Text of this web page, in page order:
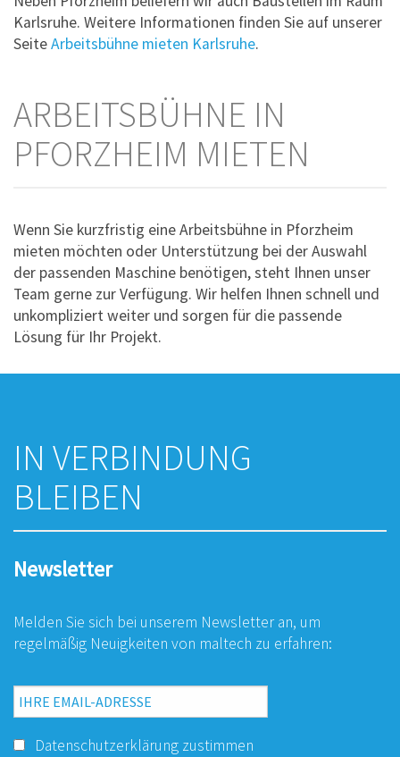
Karlsruhe. Weitere Informationen finden Sie auf unserer
SeiteArbeitsbühne mieten Karlsruhe.
ARBEITSBÜHNE IN
PFORZHEIM MIETEN
Wenn Sie kurzfristig eine Arbeitsbühne in Pforzheim
mieten möchten oder Unterstützung bei der Auswahl
der passenden Maschine benötigen, steht Ihnen unser
Team gerne zur Verfügung. Wir helfen Ihnen schnell und
unkompliziert weiter und sorgen für die passende
Lösung für Ihr Projekt.
IN VERBINDUNG
BLEIBEN
Newsletter
Melden Sie sich bei unserem Newsletter an, um
regelmäßig Neuigkeiten von maltech zu erfahren:
Datenschutzerklärung zustimmen